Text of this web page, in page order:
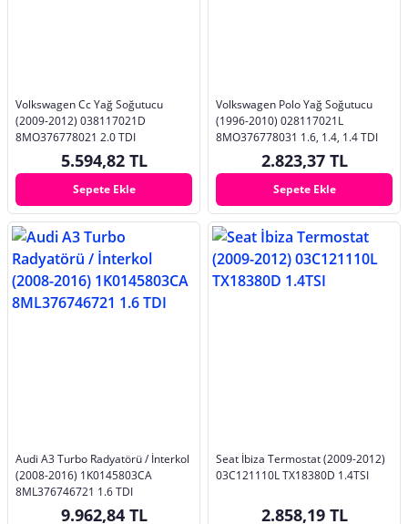
Volkswagen Cc Yağ Soğutucu
(2009-2012) 038117021D
8MO376778021 2.0 TDI
5.594,82 TL
Sepete Ekle
Volkswagen Polo Yağ Soğutucu
(1996-2010) 028117021L
8MO376778031 1.6, 1.4, 1.4 TDI
2.823,37 TL
Sepete Ekle
Audi A3 Turbo Radyatörü / İnterkol
(2008-2016) 1K0145803CA
8ML376746721 1.6 TDI
9.962,84 TL
Seat İbiza Termostat (2009-2012)
03C121110L TX18380D 1.4TSI
2.858,19 TL